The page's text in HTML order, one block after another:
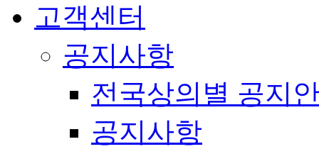
고객센터
공지사항
전국상의별 공지
공지사항